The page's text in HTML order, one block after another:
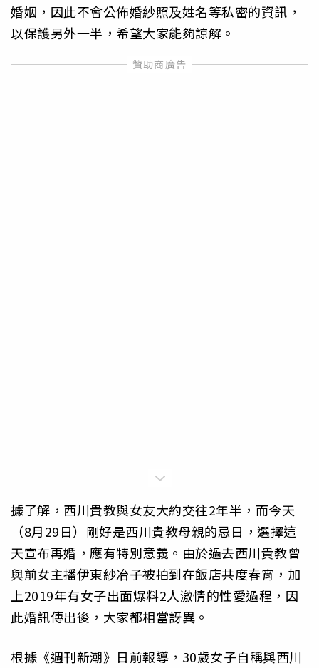
婚姻，因此不會公佈婚紗照及姓名等私密的資訊，
以保護另外一半，希望大家能夠諒解。
據了解，西川貴教與女友大約交往2年半，而今天
（8月29日）剛好是西川貴教母親的忌日，選擇這
天宣布再婚，應有特別意義。由於過去西川貴教曾
與前女主播伊東紗冶子被拍到在飯店共度春宵，加
上2019年有女子出面爆料2人激情的性愛過程，因
此婚訊傳出後，大家都相當訝異。
根據《週刊新潮》日前報導，30歲女子自稱與西川